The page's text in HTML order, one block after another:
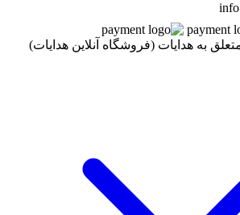
به هدایات (فروشگاه آنلاین هدایات)